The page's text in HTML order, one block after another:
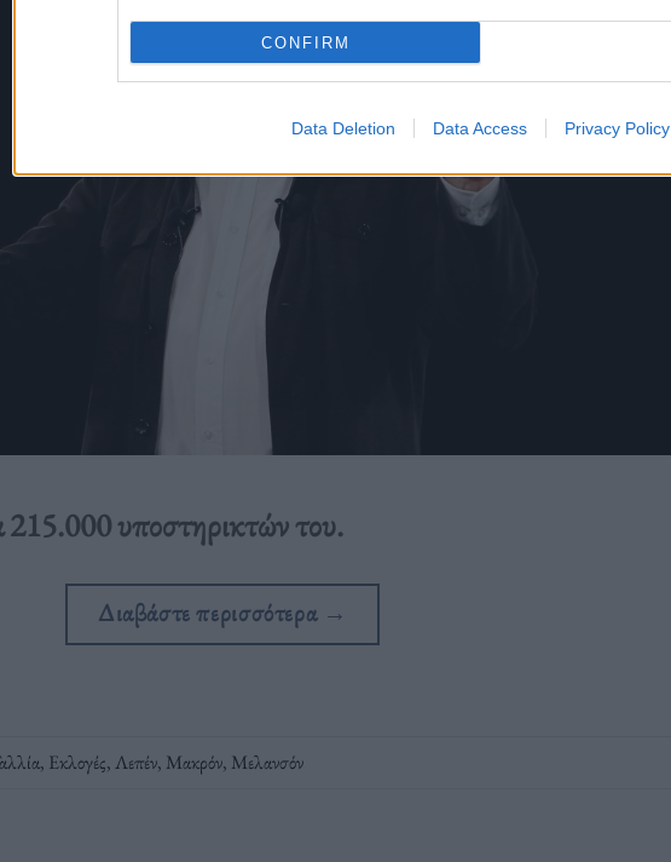
CONFIRM
Data Deletion Data Access Privacy Policy
υποστηρικτών του.
Διαβάστε περισσότερα →
, Εκλογές,Λεπέν, Μακρόν, Μελανσόν